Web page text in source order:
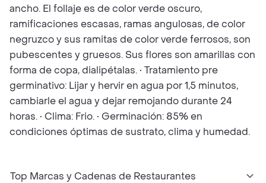
ancho. El follaje es de color verde oscuro,
ramificaciones escasas, ramas angulosas, de color
negruzco y sus ramitas de color verde ferrosos, son
pubescentes y gruesos. Sus flores son amarillas con
forma de copa, dialipétalas. • Tratamiento pre
germinativo: Lijar y hervir en agua por 1,5 minutos,
cambiarle el agua y dejar remojando durante 24
horas. • Clima: Frio. • Germinación: 85% en
condiciones óptimas de sustrato, clima y humedad.
Top Marcas y Cadenas de Restaurantes